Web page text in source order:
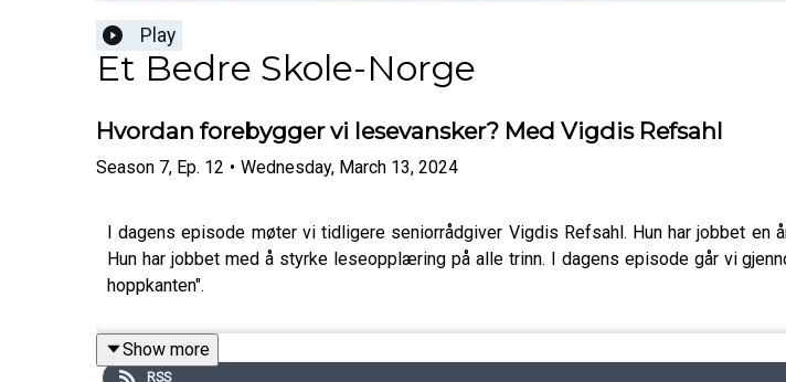
Play
Et Bedre Skole-Norge
Hvordan forebygger vi lesevansker? Med Vigdis Refsahl
Season 7, Ep. 12 • Wednesday, March 13, 2024
I dagens episode møter vi tidligere seniorrådgiver Vigdis Refsahl. Hun har jobbet
Hun har jobbet med å styrke leseopplæring på alle trinn. I dagens episode går vi
hoppkanten".
Show more
RSS